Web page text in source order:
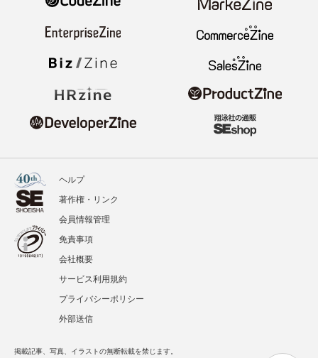
ヘルプ
著作権・リンク
会員情報管理
免責事項
会社概要
サービス利用規約
プライバシーポリシー
外部送信
掲載記事、写真、イラストの無断転載を禁じます。